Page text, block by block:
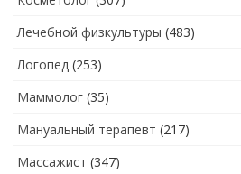
Лечебной физкультуры (483)
Логопед (253)
Маммолог (35)
Мануальный терапевт (217)
Массажист (347)